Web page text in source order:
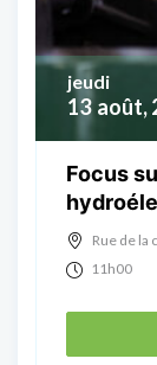
13 août,
jeudi
Focus
Rue de la
11h00